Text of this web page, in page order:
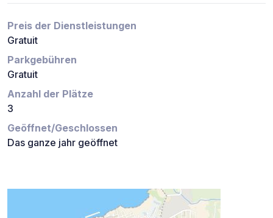
Preis der Dienstleistungen
Gratuit
Parkgebühren
Gratuit
Anzahl der Plätze
3
Geöffnet/Geschlossen
Das ganze jahr geöffnet